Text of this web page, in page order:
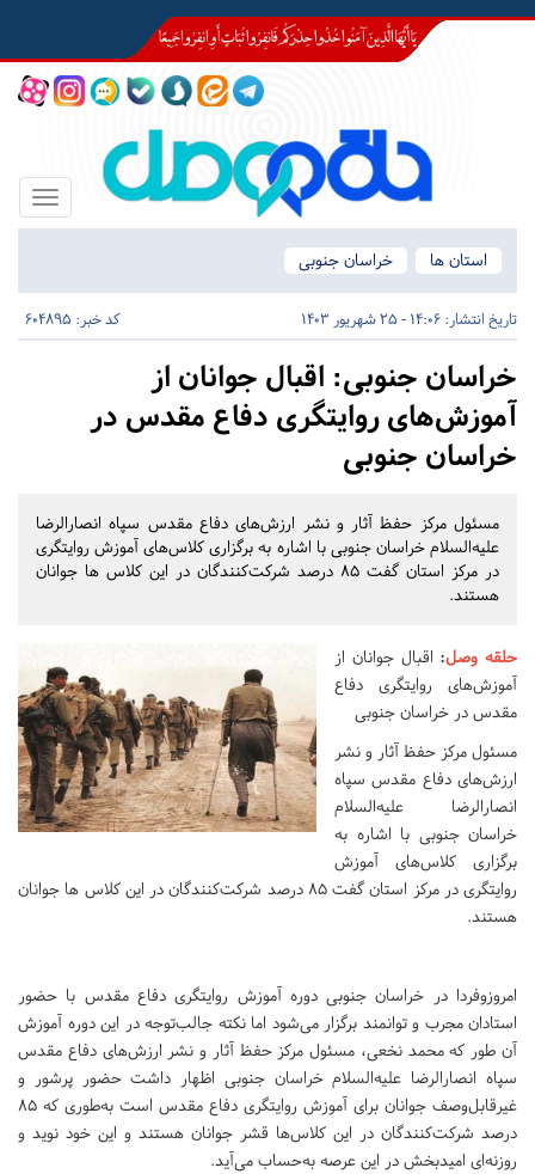
Toggle
استان ها
خراسان جنوبی
تاریخ انتشار: 14:06 - 25 شهریور 1403 کد خبر: 604895
خراسان جنوبی: اقبال جوانان از
آموزش‌های روایتگری دفاع مقدس در
خراسان جنوبی
مسئول مرکز حفظ آثار و نشر ارزش‌های دفاع مقدس سپاه انصارالرضا
علیه‌السلام خراسان جنوبی با اشاره به برگزاری کلاس‌های آموزش روایتگری
در مرکز استان گفت 85 درصد شرکت‌کنندگان در این کلاس ها جوانان
هستند.
حلقه وصل: اقبال جوانان از
آموزش‌های روایتگری دفاع
مقدس در خراسان جنوبی
مسئول مرکز حفظ آثار و نشر
ارزش‌های دفاع مقدس سپاه
انصارالرضا علیه‌السلام
خراسان جنوبی با اشاره به
برگزاری کلاس‌های آموزش
روایتگری در مرکز استان گفت 85 درصد شرکت‌کنندگان در این کلاس ها جوانان
هستند.
امروزوفردا در خراسان جنوبی دوره آموزش روایتگری دفاع مقدس با حضور
استادان مجرب و توانمند برگزار می‌شود اما نکته جالب‌توجه در این دوره آموزش
آن طور که محمد نخعی، مسئول مرکز حفظ آثار و نشر ارزش‌های دفاع مقدس
سپاه انصارالرضا علیه‌السلام خراسان جنوبی اظهار داشت حضور پرشور و
غیرقابل‌وصف جوانان برای آموزش روایتگری دفاع مقدس است به‌طوری که 85
درصد شرکت‌کنندگان در این کلاس‌ها قشر جوانان هستند و این خود نوید و
روزنه‌ای امیدبخش در این عرصه به‌حساب می‌آید.